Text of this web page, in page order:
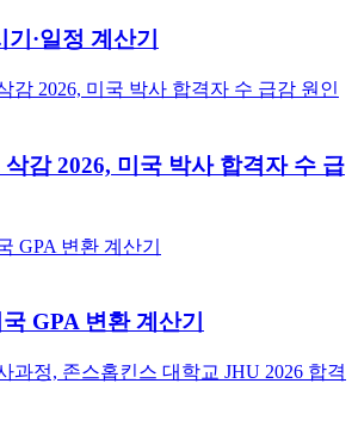
·일정 계산기
감 2026, 미국 박사 합격자 수 급
GPA 변환 계산기